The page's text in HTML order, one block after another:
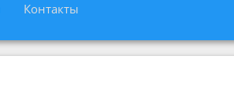
Контакты